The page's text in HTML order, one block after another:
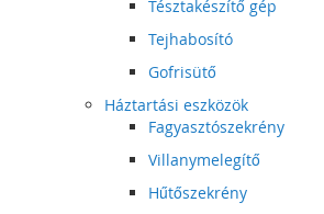
Tésztakészítő gép
Tejhabosító
Gofrisütő
Háztartási eszközök
Fagyasztószekrény
Villanymelegítő
Hűtőszekrény